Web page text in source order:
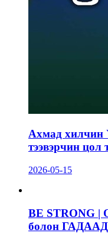
Ахмад хилчин
тээвэрчин цол
2026-05-15
BE STRONG
болон ГАДААД